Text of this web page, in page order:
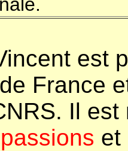
est
France
Il